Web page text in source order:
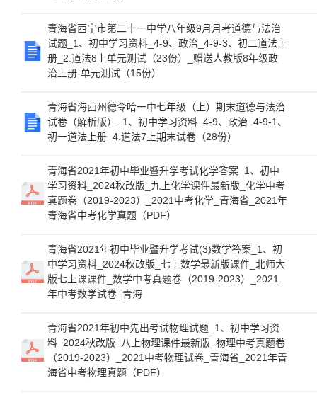
青海省西宁市第二十一中学八年级9月月考道德与法治
试题_1、初中学习资料_4-9、政治_4-9-3、初二道法上
册_2.道法8上单元测试（23份）_赠送人教版8年级政
治上册-单元测试（15份）
青海省海西州德令哈一中七年级（上）期末道德与法治
试卷（解析版）_1、初中学习资料_4-9、政治_4-9-1、
初一道法上册_4.道法7上期末试卷（28份）
青海省2021年初中毕业暨升学考试化学答案_1、初中
学习资料_2024秋改版_九上化学课件最新版_化学中考
真题卷（2019-2023）_2021中考化学_青海省_2021年
青海省中考化学真题（PDF）
青海省2021年初中毕业暨升学考试(3)数学答案_1、初
中学习资料_2024秋改版_七上数学最新版课件_北师大
版七上课课件_数学中考真题卷（2019-2023）_2021
年中考数学试卷_青海
青海省2021年初中先出考试物理试题_1、初中学习资
料_2024秋改版_八上物理课件最新版_物理中考真题卷
（2019-2023）_2021中考物理试卷_青海省_2021年青
海省中考物理真题（PDF）